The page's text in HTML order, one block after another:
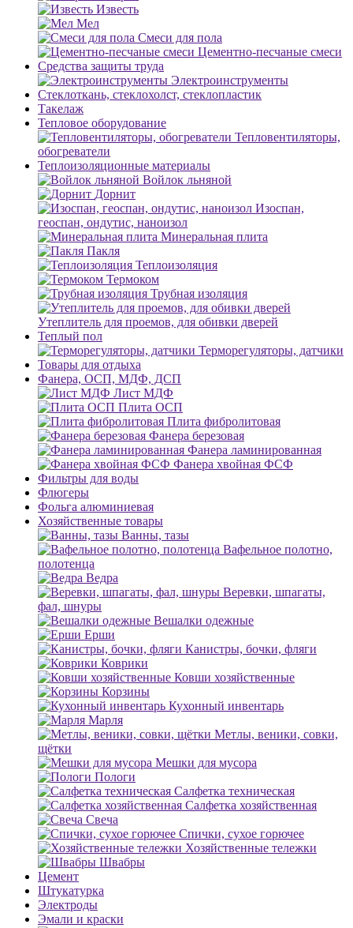
Известь
Мел
Смеси для пола
Цементно-песчаные смеси
Средства защиты труда
Электроинструменты
Стеклоткань, стеклохолст, стеклопластик
Такелаж
Тепловое оборудование
Тепловентиляторы,
обогреватели
Теплоизоляционные материалы
Войлок льняной
Дорнит
Изоспан,
геоспан, ондутис, наноизол
Минеральная плита
Пакля
Теплоизоляция
Термоком
Трубная изоляция
Утеплитель для проемов, для обивки дверей
Теплый пол
Терморегуляторы, датчики
Товары для отдыха
Фанера, ОСП, МДФ, ДСП
Лист МДФ
Плита ОСП
Плита фибролитовая
Фанера березовая
Фанера ламинированная
Фанера хвойная ФСФ
Фильтры для воды
Флюгеры
Фольга алюминиевая
Хозяйственные товары
Ванны, тазы
Вафельное полотно,
полотенца
Ведра
Веревки, шпагаты,
фал, шнуры
Вешалки одежные
Ерши
Канистры, бочки, фляги
Коврики
Ковши хозяйственные
Корзины
Кухонный инвентарь
Марля
Метлы, веники, совки,
щётки
Мешки для мусора
Пологи
Салфетка техническая
Салфетка хозяйственная
Свеча
Спички, сухое горючее
Хозяйственные тележки
Швабры
Цемент
Штукатурка
Электроды
Эмали и краски